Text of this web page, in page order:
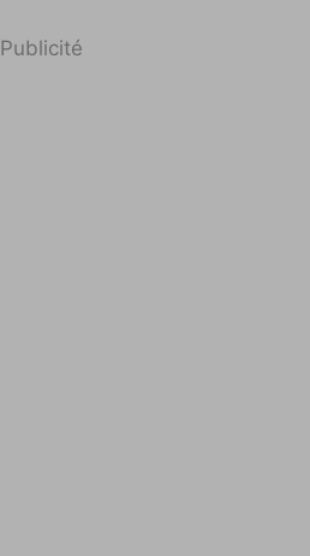
Publicité